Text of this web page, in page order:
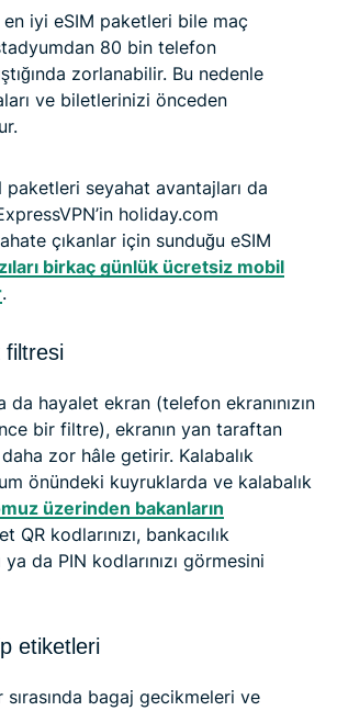
iyi eSIM paketleri bile maç
80 bin telefon
zorlanabilir. Bu nedenle
ve biletlerinizi önceden
paketleri seyahat avantajları da
holiday.com
çıkanlar için sunduğu eSIM
birkaç günlük ücretsiz mobil
.
filtresi
da hayalet ekran (telefon ekranınızın
bir filtre), ekranın yan taraftan
daha zor hâle getirir. Kalabalık
önündeki kuyruklarda ve kalabalık
üzerinden bakanların
QR kodlarınızı, bankacılık
ya da PIN kodlarınızı görmesini
etiketleri
bagaj gecikmeleri ve